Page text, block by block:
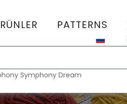
PATTERNS
Symphony Dream